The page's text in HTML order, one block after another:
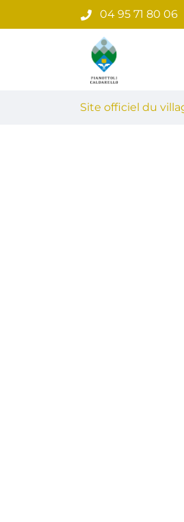
au
04 95 71 80 06
Site officiel
Site officiel du